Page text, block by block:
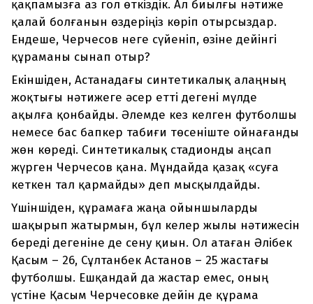
қақпамызға аз гол өткіздік. Ал биылғы нәтиже
қалай болғанын өздеріңіз көріп отырсыздар.
Ендеше, Черчесов неге сүйеніп, өзіне дейінгі
құраманы сынап отыр?
Екіншіден, Астанадағы синтетикалық алаңның
жоқтығы нәтижеге әсер етті дегені мүлде
ақылға қонбайды. Әлемде кез келген футболшы
немесе бас бапкер табиғи төсеніште ойнағанды
жөн көреді. Синтетикалық стадионды аңсап
жүрген Черчесов қана. Мұндайда қазақ «суға
кеткен тал қармайды» деп мысқылдайды.
Үшіншіден, құрамаға жаңа ойыншыларды
шақырып жатырмын, бұл келер жылы нәтижесін
береді дегеніне де сену қиын. Ол атаған Әлібек
Қасым – 26, Сұлтанбек Астанов – 25 жастағы
футболшы. Ешқандай да жастар емес, оның
үстіне Қасым Черчесовке дейін де құрама